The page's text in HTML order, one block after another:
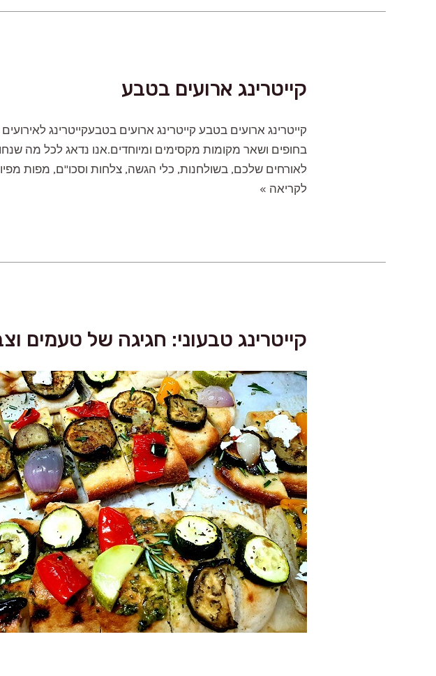
קייטרינג ארועים בטבע
קייטרינג ארועים בטבע קייטרינג ארועים בטבעקייטרינג
בחופים ושאר מקומות מקסימים ומיוחדים.אנו נדאג לכל מה
לאורחים שלכם, בשולחנות, כלי הגשה, צלחות וסכו"ם, מפות
קייטרינג
לקריאה »
קייטרינג טבעוני: חגיגה של טעמים